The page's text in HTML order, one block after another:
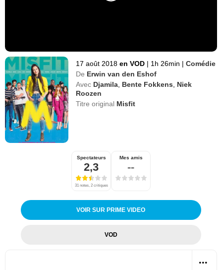
17 août 2018 en VOD | 1h 26min | Comédie
De Erwin van den Eshof
Avec Djamila Bente Fokkens
Niek
Roozen
Titre original Misfit
Spectateurs
2,3
31 notes, 2 critiques
Mes amis
--
VOIR SUR PRIME VIDEO
VOD